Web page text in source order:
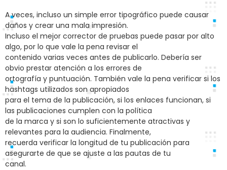
A veces, incluso un simple error tipográfico puede causar
daños y crear una mala impresión.
Incluso el mejor corrector de pruebas puede pasar por alto
algo, por lo que vale la pena revisar el
contenido varias veces antes de publicarlo. Debería ser
obvio prestar atención a los errores de
ortografía y puntuación. También vale la pena verificar si los
hashtags utilizados son apropiados
para el tema de la publicación, si los enlaces funcionan, si
las publicaciones cumplen con la política
de la marca y si son lo suficientemente atractivas y
relevantes para la audiencia. Finalmente,
recuerda verificar la longitud de tu publicación para
asegurarte de que se ajuste a las pautas de tu
canal.